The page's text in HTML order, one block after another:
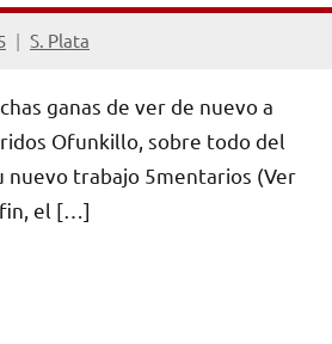
S. Plata
ganas de ver de nuevo a
Ofunkillo, sobre todo del
nuevo trabajo 5mentarios (Ver
fin, el […]